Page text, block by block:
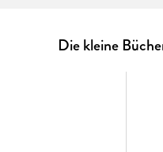
ihre herrische
ihrem Beziehungsstatus
Die kleine